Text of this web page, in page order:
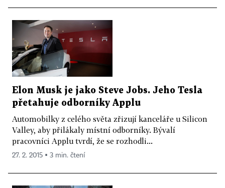
Elon Musk je jako Steve Jobs. Jeho Tesla
přetahuje odborníky Applu
Automobilky z celého světa zřizují kanceláře u Silicon
Valley, aby přilákaly místní odborníky. Bývalí
pracovníci Applu tvrdí, že se rozhodli...
27. 2. 2015 ▪ 3 min. čtení